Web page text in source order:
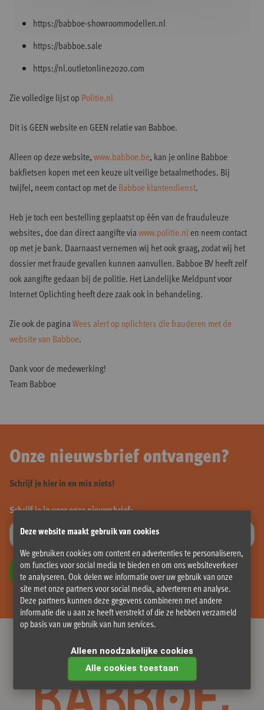
Deze website maakt gebruik van cookies
We gebruiken cookies om content en advertenties te personaliseren,
om functies voor social media te bieden en om ons websiteverkeer
te analyseren. Ook delen we informatie over uw gebruik van onze
site met onze partners voor social media, adverteren en analyse.
Deze partners kunnen deze gegevens combineren met andere
informatie die u aan ze heeft verstrekt of die ze hebben verzameld
op basis van uw gebruik van hun services.
Alleen noodzakelijke cookies
Alle cookies toestaan
https://babboe-showroommodellen.nl
https://babboe.sale
https://nl.outletonline2020.com
Zie volledige lijst op Politie.nl
Dit is GEEN website en GEEN relatie van Babboe.
Alleen op deze website,www.babboe.be, kan je online Babboe
bakfietsen kopen met een keuze uit veilige betaalmethodes. Bij
twijfel, neem contact op met deBabboe klantendienst.
Heb je toch een bestelling geplaatst op één van de frauduleuze
websites, doe dan direct aangifte viawww.politie.nl en neem contact
op met je bank. Daarnaast vernemen wij het ook graag, zodat wij het
dossier met fraude gevallen kunnen aanvullen. Babboe BV heeft zelf
ook aangifte gedaan bij de politie. Het Landelijke Meldpunt voor
Internet Oplichting heeft deze zaak ook in behandeling.
Zie ook de paginaWees alert op oplichters die frauderen met de
website van Babboe.
Dank voor de medewerking!
Team Babboe
Onze nieuwsbrief ontvangen?
Schrijf je hier in en mis niets!
Schrijf je in voor onze nieuwsbrief:
INSCHRIJVEN
Al 15 jaar dé bakfietsspecialist